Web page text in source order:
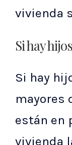
vivienda
Si hay
Si hay
mayores
están en
vivienda